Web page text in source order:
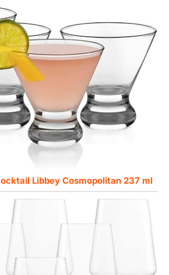
Libbey Cosmopolitan 237 ml